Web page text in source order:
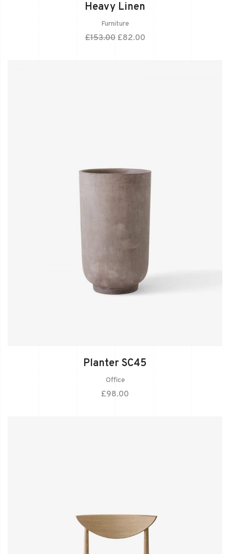
Heavy Linen
Furniture
£153.00 £82.00
Planter SC45
Office
£98.00